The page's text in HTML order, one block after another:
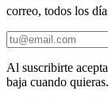
correo, todos los
Al suscribirte
baja cuando quieras.